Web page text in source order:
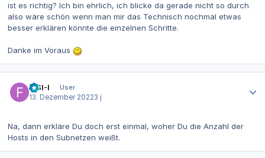
ist es richtig? Ich bin ehrlich, ich blicke da gerade nicht so durch
also wäre schön wenn man mir das Technisch nochmal etwas
besser erklären könnte die einzelnen Schritte.
Danke im Voraus
FISI-I
User
13. Dezember 20223 j
Na, dann erkläre Du doch erst einmal, woher Du die Anzahl der
Hosts in den Subnetzen weißt.